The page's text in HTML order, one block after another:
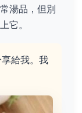
湯品，但別
它。
給我。我